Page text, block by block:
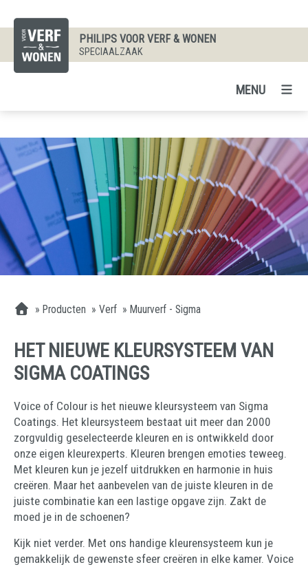
PHILIPS VOOR VERF & WONEN
SPECIAALZAAK
MENU
» Producten »Verf » Muurverf - Sigma
HET NIEUWE KLEURSYSTEEM VAN
SIGMA COATINGS
Voice of Colour is het nieuwe kleursysteem van Sigma
Coatings. Het kleursysteem bestaat uit meer dan 2000
zorgvuldig geselecteerde kleuren en is ontwikkeld door
onze eigen kleurexperts. Kleuren brengen emoties teweeg.
Met kleuren kun je jezelf uitdrukken en harmonie in huis
creëren. Maar het aanbevelen van de juiste kleuren in de
juiste combinatie kan een lastige opgave zijn. Zakt de
moed je in de schoenen?
Kijk niet verder. Met ons handige kleurensysteem kun je
gemakkelijk de gewenste sfeer creëren in elke kamer. Voice